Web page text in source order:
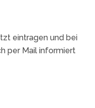
eintragen und bei
per Mail informiert